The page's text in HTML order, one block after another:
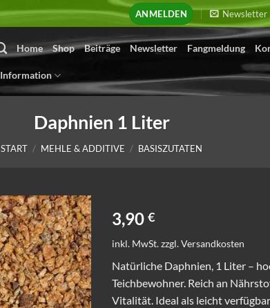
ANMELDEN Newsletter
Home Shop Beiträge Newsletter Fangmeldung
Information
Daphnien 1 Liter
START / MEHLE & ADDITIVE / BASISZUTATEN
3,90 €
inkl. MwSt.zzgl.Versandkosten
Natürliche Daphnien, 1 Liter –
Teichbewohner. Reich an
Vitalität. Ideal als leicht